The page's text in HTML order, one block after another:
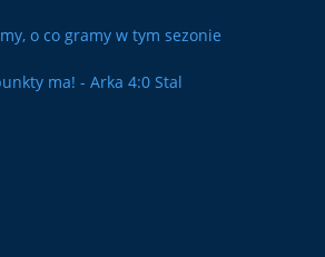
o co gramy w tym sezonie
ma! - Arka 4:0 Stal